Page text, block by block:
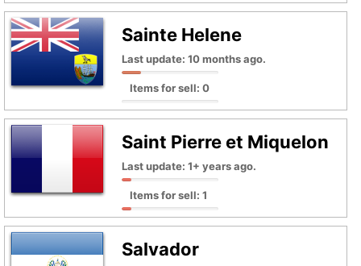
Sainte Helene
Last update: 10 months ago.
Items for sell: 0
Saint Pierre et Miquelon
Last update: 1+ years ago.
Items for sell: 1
Salvador